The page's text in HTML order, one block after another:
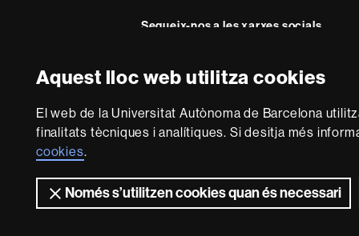
Aquest lloc web utilitza cookies
El web de la Universitat Autònoma de Barcelona
finalitats tècniques i analítiques. Si desitja més
cookies.
Només s’utilitzen cookies quan és necessari
Segueix-nos a les xarxes socials
Facultat
Dret
UAB
Sobre
aquest
web